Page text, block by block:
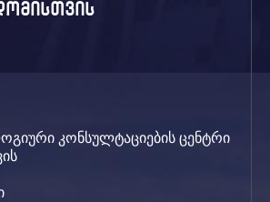
კონსულტაციების ცენტრი